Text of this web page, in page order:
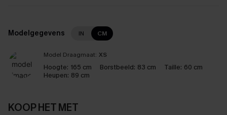
Modelgegevens IN CM
Model Draagmaat: XS
Hoogte: 165 cm Borstbeeld: 83 cm Taille: 60 cm
Heupen: 89 cm
KOOP HET MET